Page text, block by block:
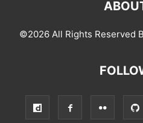
©2026 All Rights Reserved